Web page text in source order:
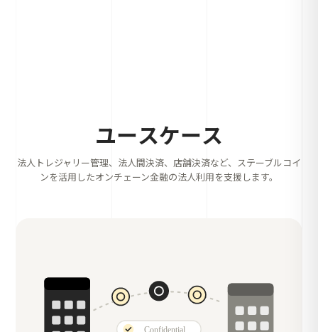
ユースケース
法人トレジャリー管理、法人間決済、店舗決済など、ステーブルコイ
ンを活用したオンチェーン金融の法人利用を支援します。